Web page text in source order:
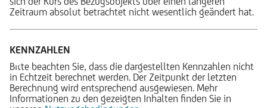
Zeitraum absolut betrachtet nicht wesentlich geändert hat.
KENNZAHLEN
Bitte beachten Sie, dass die dargestellten Kennzahlen nicht
in Echtzeit berechnet werden. Der Zeitpunkt der letzten
Berechnung wird entsprechend ausgewiesen. Mehr
Informationen zu den gezeigten Inhalten finden Sie in